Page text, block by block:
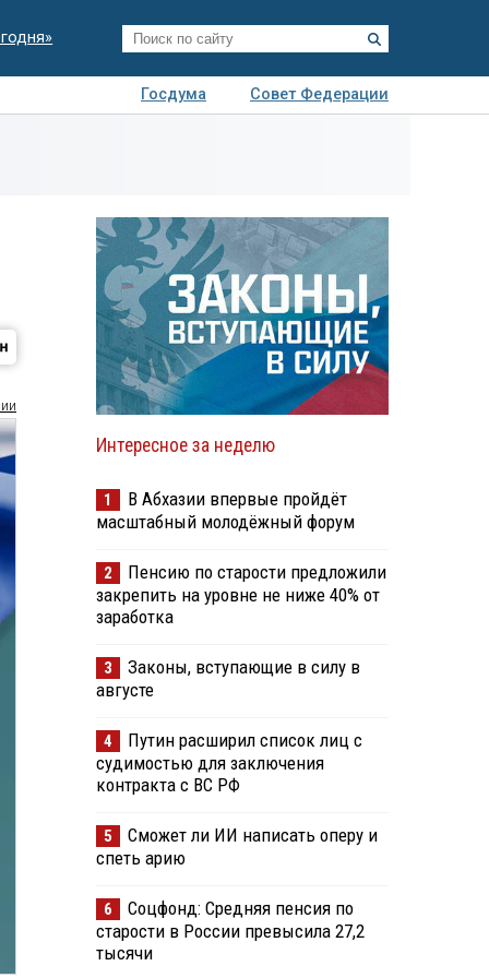
Госдума
Совет Федерации
Интересное за неделю
1
В Абхазии впервые пройдёт
масштабный молодёжный форум
2
Пенсию по старости предложили
закрепить на уровне не ниже 40% от
заработка
3
Законы, вступающие в силу в
августе
4
Путин расширил список лиц с
судимостью для заключения
контракта с ВС РФ
5
Сможет ли ИИ написать оперу и
спеть арию
6
Соцфонд: Средняя пенсия по
старости в России превысила 27,2
тысячи